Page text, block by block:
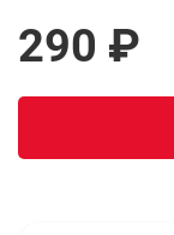
290 ₽